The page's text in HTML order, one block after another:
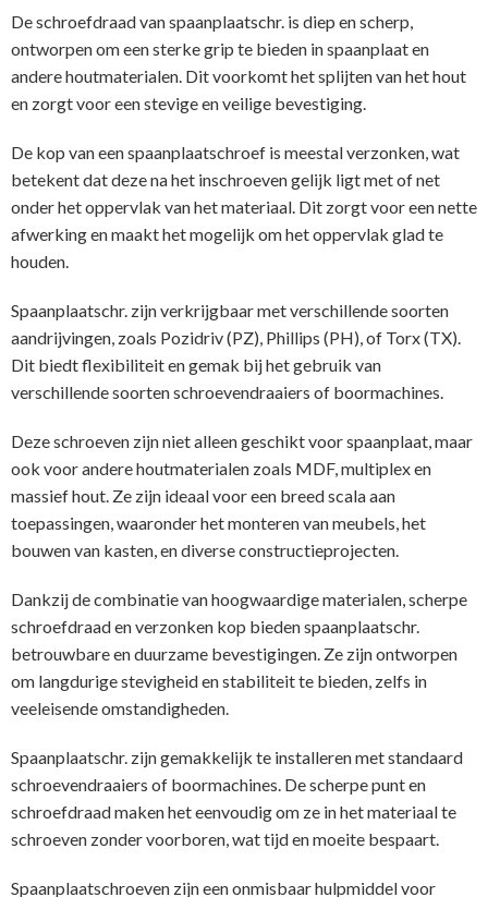
De schroefdraad van spaanplaatschr. is diep en scherp,
ontworpen om een sterke grip te bieden in spaanplaat en
andere houtmaterialen. Dit voorkomt het splijten van het hout
en zorgt voor een stevige en veilige bevestiging.
De kop van een spaanplaatschroef is meestal verzonken, wat
betekent dat deze na het inschroeven gelijk ligt met of net
onder het oppervlak van het materiaal. Dit zorgt voor een nette
afwerking en maakt het mogelijk om het oppervlak glad te
houden.
Spaanplaatschr. zijn verkrijgbaar met verschillende soorten
aandrijvingen, zoals Pozidriv (PZ), Phillips (PH), of Torx (TX).
Dit biedt flexibiliteit en gemak bij het gebruik van
verschillende soorten schroevendraaiers of boormachines.
Deze schroeven zijn niet alleen geschikt voor spaanplaat, maar
ook voor andere houtmaterialen zoals MDF, multiplex en
massief hout. Ze zijn ideaal voor een breed scala aan
toepassingen, waaronder het monteren van meubels, het
bouwen van kasten, en diverse constructieprojecten.
Dankzij de combinatie van hoogwaardige materialen, scherpe
schroefdraad en verzonken kop bieden spaanplaatschr.
betrouwbare en duurzame bevestigingen. Ze zijn ontworpen
om langdurige stevigheid en stabiliteit te bieden, zelfs in
veeleisende omstandigheden.
Spaanplaatschr. zijn gemakkelijk te installeren met standaard
schroevendraaiers of boormachines. De scherpe punt en
schroefdraad maken het eenvoudig om ze in het materiaal te
schroeven zonder voorboren, wat tijd en moeite bespaart.
Spaanplaatschroeven zijn een onmisbaar hulpmiddel voor